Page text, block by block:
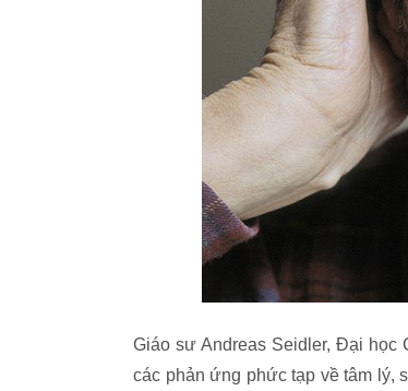
Giáo sư Andreas Seidler, Đại học
các phản ứng phức tạp về tâm lý,